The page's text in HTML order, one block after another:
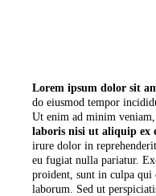
Lorem ipsum dolor sit
do eiusmod tempor
Ut enim ad minim
laboris nisi ut aliquip ex
irure dolor in
eu fugiat nulla pariatur.
proident, sunt in culpa
laborum. Sed ut